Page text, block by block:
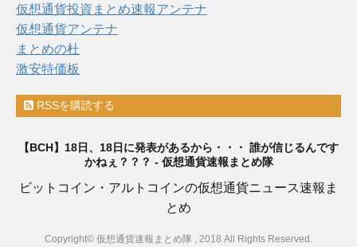
仮想通貨投資まとめ速報アンテナ
仮想通貨アンテナ
まとめの杜
激安特価板
RSSを購読する
【BCH】18日、18日に発表があるから・・・ 誰が信じるんです
かねぇ？？？ - 仮想通貨速報まとめ隊
ビットコイン・アルトコインの仮想通貨ニュース速報ま
とめ
Copyright© 仮想通貨速報まとめ隊 , 2018 All Rights Reserved.